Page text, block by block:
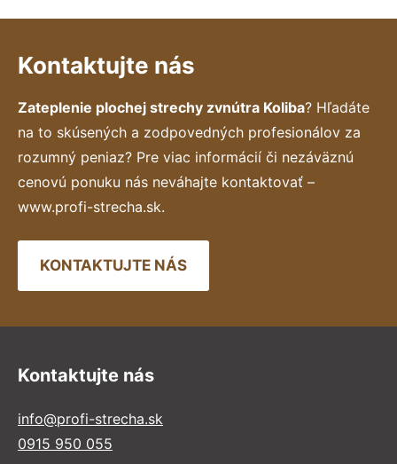
Kontaktujte nás
Zateplenie plochej strechy zvnútra Koliba? Hľadáte
na to skúsených a zodpovedných profesionálov za
rozumný peniaz? Pre viac informácií či nezáväznú
cenovú ponuku nás neváhajte kontaktovať –
www.profi-strecha.sk.
KONTAKTUJTE NÁS
Kontaktujte nás
info@profi-strecha.sk
0915 950 055